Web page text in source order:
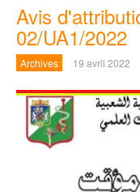
Avis
02/UA1/2022
Archives 19 avril 2022